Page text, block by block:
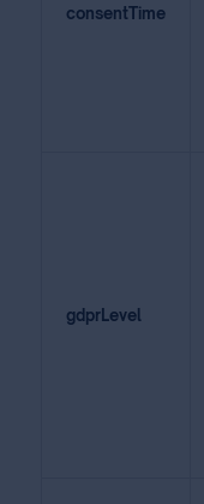
consentTime
gdprLevel